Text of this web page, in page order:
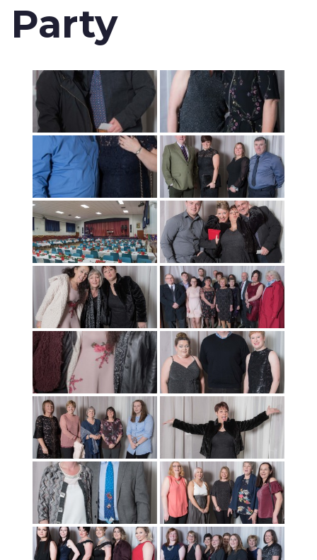
Party